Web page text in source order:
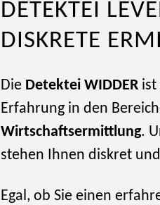
DETEKTEI
DISKRETE
Die Detektei WIDDER ist
Erfahrung in den
Wirtschaftsermittlung.
stehen Ihnen diskret
Egal, ob Sie einen